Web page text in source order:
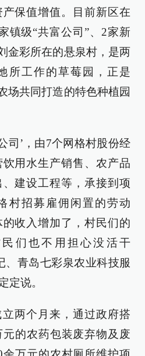
保值增值。目前新区在
镇级“共富公司”、2家新
金彩所在的悬泉村，是两
所工作的草莓园，正是
场共同打造的特色种植园
司’，由7个网格村股份经
用水生产销售、农产品
建设工程等，承接到项
村招募雇佣闲置的劳动
收入增加了，村民们的
们也不用担心没活干
、青岛七彩泉农业科技服
定说。
两个月来，通过政府搭
的农药包装废弃物及废